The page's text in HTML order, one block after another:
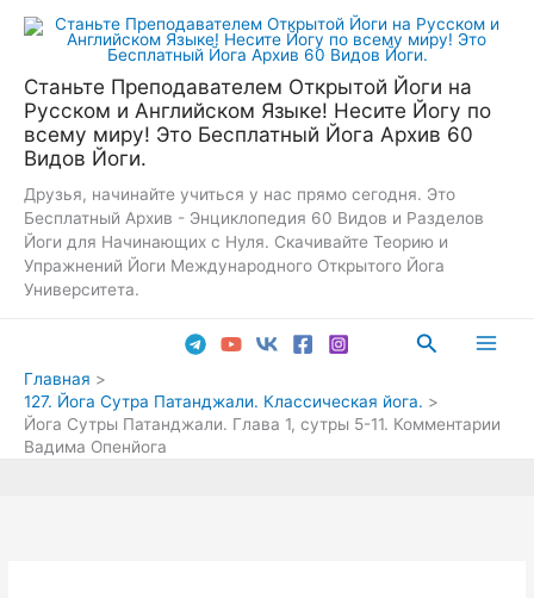
Перейти
Станьте Преподавателем Открытой Йоги на
Русском и Английском Языке! Несите Йогу по
всему миру! Это Бесплатный Йога Архив 60
Видов Йоги.
Друзья, начинайте учиться у нас прямо сегодня. Это
Бесплатный Архив - Энциклопедия 60 Видов и Разделов
Йоги для Начинающих с Нуля. Скачивайте Теорию и
Упражнений Йоги Международного Открытого Йога
Университета.
Поиск
Главная
127. Йога Сутра Патанджали. Классическая йога.
Йога Сутры Патанджали. Глава 1, сутры 5-11. Комментарии
Вадима Опенйога